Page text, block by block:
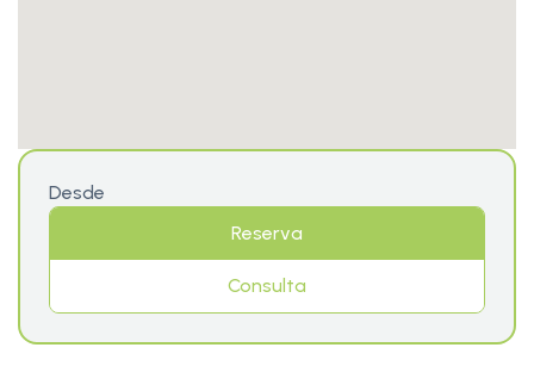
Desde
Reserva
Consulta